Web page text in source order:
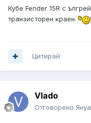
Кубе Fender 15R с
транзисторен краен.
Цитирай
Vlado
Отговорено